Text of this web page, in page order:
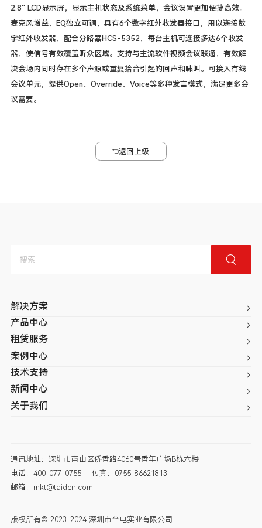
2.8'' LCD显示屏，显示主机状态及系统菜单，会议设置更加便捷高效。
麦克风增益、EQ独立可调，具有6个数字红外收发器接口，用以连接数
字红外收发器，配合分路器HCS-5352，每台主机可连接多达6个收发
器，使信号有效覆盖听众区域。支持与主流软件视频会议联通，有效解
决会场内同时存在多个声源或重复拾音引起的回声和啸叫。可接入有线
会议单元，提供Open、Override、Voice等多种发言模式，满足更多会
议需要。
返回上级
解决方案
产品中心
租赁服务
案例中心
技术支持
新闻中心
关于我们
通讯地址：深圳市南山区侨香路4060号香年广场B栋六楼
电话：400-077-0755
传真：0755-86621813
邮箱：mkt@taiden.com
版权所有© 2023-2024 深圳市台电实业有限公司